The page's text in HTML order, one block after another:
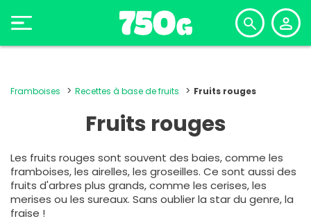
Framboises Recettes à base de fruits Fruits rouges
Fruits rouges
Les fruits rouges sont souvent des baies, comme les
framboises, les airelles, les groseilles. Ce sont aussi des
fruits d'arbres plus grands, comme les cerises, les
merises ou les sureaux. Sans oublier la star du genre, la
fraise !